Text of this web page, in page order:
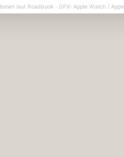
laut Roadbook · GPX: Apple Watch /